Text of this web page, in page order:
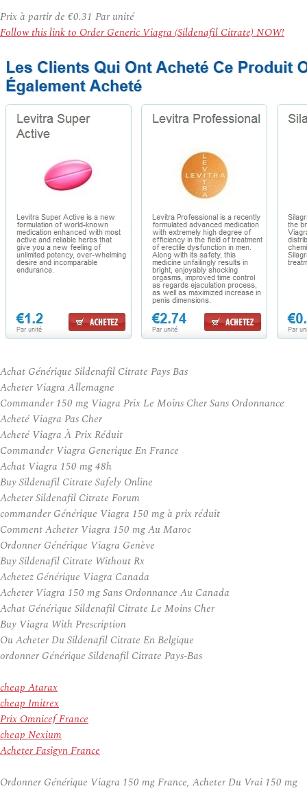
Prix à partir de €0.31 Par unité
Follow this link to Order Generic Viagra (Sildenafil Citrate) NOW!
Achat Générique Sildenafil Citrate Pays Bas
Acheter Viagra Allemagne
Commander 150 mg Viagra Prix Le Moins Cher Sans Ordonnance
Acheté Viagra Pas Cher
Acheté Viagra À Prix Réduit
Commander Viagra Generique En France
Achat Viagra 150 mg 48h
Buy Sildenafil Citrate Safely Online
Acheter Sildenafil Citrate Forum
commander Générique Viagra 150 mg à prix réduit
Comment Acheter Viagra 150 mg Au Maroc
Ordonner Générique Viagra Genève
Buy Sildenafil Citrate Without Rx
Achetez Générique Viagra Canada
Acheter Viagra 150 mg Sans Ordonnance Au Canada
Achat Générique Sildenafil Citrate Le Moins Cher
Buy Viagra With Prescription
Ou Acheter Du Sildenafil Citrate En Belgique
ordonner Générique Sildenafil Citrate Pays-Bas
cheap Atarax
cheap Imitrex
Prix Omnicef France
cheap Nexium
Acheter Fasigyn France
Ordonner Générique Viagra 150 mg France, Acheter Du Vrai 150 mg